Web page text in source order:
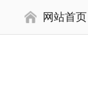
网站首页